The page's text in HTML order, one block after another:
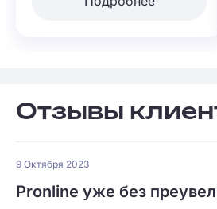
Отзывы
9 Октября 2023
Pronline уже без